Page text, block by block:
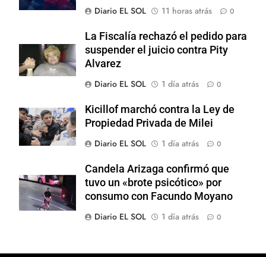
Diario EL SOL
11 horas atrás 0
La Fiscalía rechazó el pedido para
suspender el juicio contra Pity
Alvarez
Diario EL SOL
1 día atrás 0
Kicillof marchó contra la Ley de
Propiedad Privada de Milei
Diario EL SOL
1 día atrás 0
Candela Arizaga confirmó que
tuvo un «brote psicótico» por
consumo con Facundo Moyano
Diario EL SOL
1 día atrás 0